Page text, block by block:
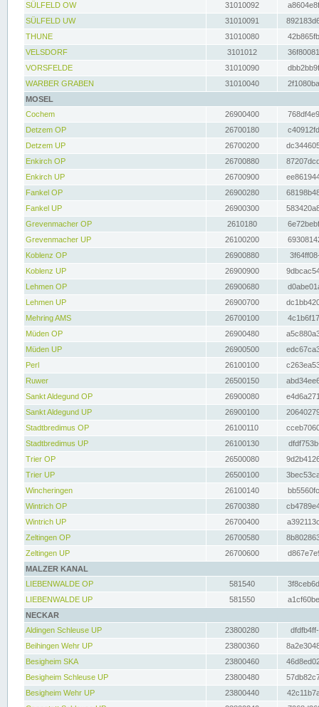
SÜLFELD OW
31010092
SÜLFELD UW
31010091
THUNE
31010080
VELSDORF
3101012
VORSFELDE
31010090
WARBER GRABEN
31010040
MOSEL
Cochem
26900400
Detzem OP
26700180
Detzem UP
26700200
Enkirch OP
26700880
Enkirch UP
26700900
Fankel OP
26900280
Fankel UP
26900300
Grevenmacher OP
2610180
Grevenmacher UP
26100200
Koblenz OP
26900880
Koblenz UP
26900900
Lehmen OP
26900680
Lehmen UP
26900700
Mehring AMS
26700100
Müden OP
26900480
Müden UP
26900500
Perl
26100100
Ruwer
26500150
Sankt Aldegund OP
26900080
Sankt Aldegund UP
26900100
Stadtbredimus OP
26100110
Stadtbredimus UP
26100130
Trier OP
26500080
Trier UP
26500100
Wincheringen
26100140
Wintrich OP
26700380
Wintrich UP
26700400
Zeltingen OP
26700580
Zeltingen UP
26700600
MALZER KANAL
LIEBENWALDE OP
581540
LIEBENWALDE UP
581550
NECKAR
Aldingen Schleuse UP
23800280
Beihingen Wehr UP
23800360
Besigheim SKA
23800460
Besigheim Schleuse UP
23800480
Besigheim Wehr UP
23800440